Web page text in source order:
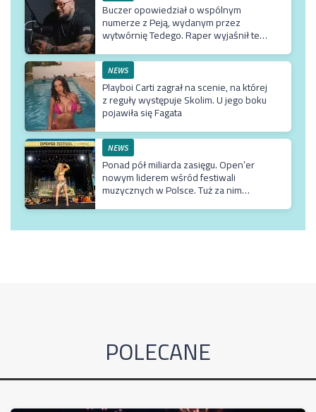
Buczer opowiedział o wspólnym
numerze z Peją, wydanym przez
wytwórnię Tedego. Raper wyjaśnił też
kanału Wielkie Joł
NEWS
Playboi Carti zagrał na scenie, na której
z reguły występuje Skolim. U jego boku
pojawiła się Fagata
NEWS
Ponad pół miliarda zasięgu. Open’er
nowym liderem wśród festiwali
muzycznych w Polsce. Tuż za nim
POLECANE